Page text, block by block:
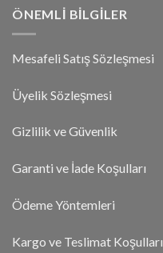
ÖNEMLI BILGILER
Mesafeli Satış Sözleşmesi
Üyelik Sözleşmesi
Gizlilik ve Güvenlik
Garanti ve İade Koşulları
Ödeme Yöntemleri
Kargo ve Teslimat Koşulları